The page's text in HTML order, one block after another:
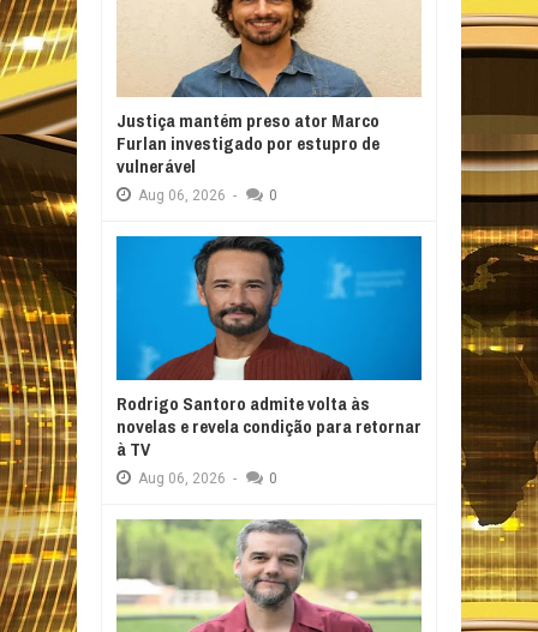
Justiça mantém preso ator Marco
Furlan investigado por estupro de
vulnerável
Aug 06, 2026 - 0
Rodrigo Santoro admite volta às
novelas e revela condição para retornar
à TV
Aug 06, 2026 - 0